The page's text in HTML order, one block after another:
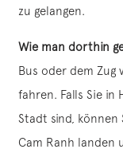
zu gelangen.
Wie man dorthin
Bus oder dem Zug
fahren. Falls Sie in
Stadt sind, können
Cam Ranh landen